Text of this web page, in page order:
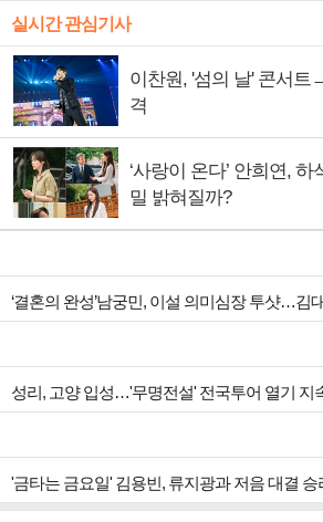
실시간 관심기사
이찬원, '섬의 날' 콘서트
격
‘사랑이 온다’ 안희연,
밀 밝혀질까?
‘결혼의 완성’남궁민, 이설 의미심장 투샷…김
성리, 고양 입성…'무명전설' 전국투어 열기 지
'금타는 금요일' 김용빈, 류지광과 저음 대결 승